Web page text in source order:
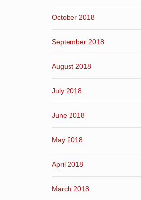
October 2018
September 2018
August 2018
July 2018
June 2018
May 2018
April 2018
March 2018